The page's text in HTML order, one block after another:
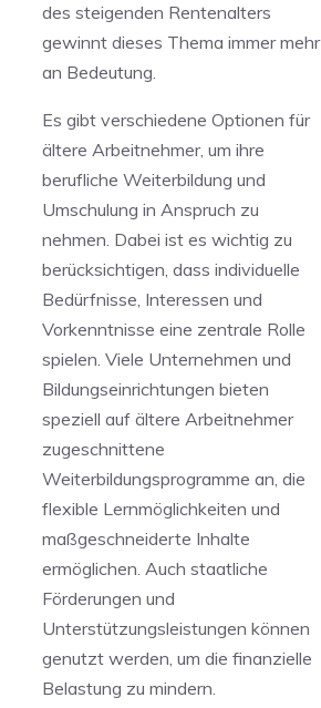
des ‍steigenden Rentenalters
gewinnt dieses Thema immer mehr
an Bedeutung.
Es ‍gibt verschiedene Optionen für
ältere Arbeitnehmer, ‍um ihre
berufliche Weiterbildung ​und
Umschulung in Anspruch zu
nehmen.​ Dabei ist es wichtig zu
berücksichtigen, dass individuelle
Bedürfnisse, Interessen und
Vorkenntnisse⁢ eine zentrale Rolle
spielen. Viele Unternehmen⁤ und
Bildungseinrichtungen bieten
speziell auf ältere ​Arbeitnehmer
zugeschnittene
Weiterbildungsprogramme an, die
⁢flexible Lernmöglichkeiten und
maßgeschneiderte ‌Inhalte
ermöglichen. Auch staatliche
Förderungen und
Unterstützungsleistungen können
genutzt werden, um ⁣die finanzielle ​
Belastung zu mindern.